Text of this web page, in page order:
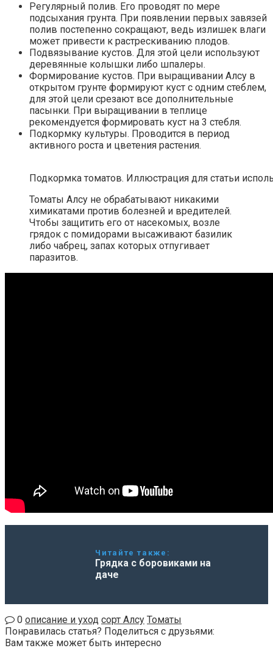
Регулярный полив. Его проводят по мере
подсыхания грунта. При появлении первых завязей
полив постепенно сокращают, ведь излишек влаги
может привести к растрескиванию плодов.
Подвязывание кустов. Для этой цели используют
деревянные колышки либо шпалеры.
Формирование кустов. При выращивании Алсу в
открытом грунте формируют куст с одним стеблем,
для этой цели срезают все дополнительные
пасынки. При выращивании в теплице
рекомендуется формировать куст на 3 стебля.
Подкормку культуры. Проводится в период
активного роста и цветения растения.
Подкормка томатов. Иллюстрация для статьи
Томаты Алсу не обрабатывают никакими
химикатами против болезней и вредителей.
Чтобы защитить его от насекомых, возле
грядок с помидорами высаживают базилик
либо чабрец, запах которых отпугивает
паразитов.
Читайте также:
Грядка с боровиками на
даче
0 описание и уход сорт Алсу Томаты
Понравилась статья? Поделиться с друзьями:
Вам также может быть интересно